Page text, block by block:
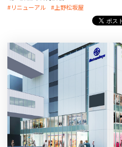
#リニューアル
#上野松坂屋